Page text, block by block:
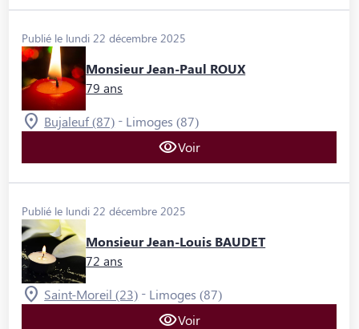
Publié le lundi 22 décembre 2025
Monsieur Jean-Paul ROUX
79 ans
Bujaleuf (87) - Limoges (87)
Voir
Publié le lundi 22 décembre 2025
Monsieur Jean-Louis BAUDET
72 ans
Saint-Moreil (23) - Limoges (87)
Voir